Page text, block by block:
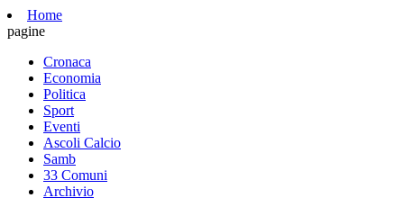
Home
pagine
Cronaca
Economia
Politica
Sport
Eventi
Ascoli Calcio
Samb
33 Comuni
Archivio